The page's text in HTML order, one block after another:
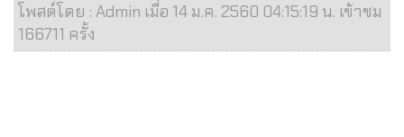
โพสต์โดย : Admin เมื่อ 14 ม.ค. 2560 04:15:19 น. เข้าชม
166711 ครั้ง